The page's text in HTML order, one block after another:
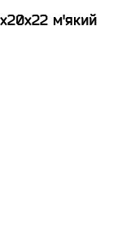
м'який